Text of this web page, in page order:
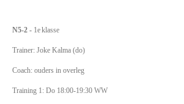
N5-2 - 1eklasse
Trainer: Joke Kalma (do)
Coach: ouders in overleg
Training 1: Do 18:00-19:30 WW